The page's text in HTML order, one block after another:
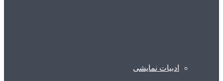
ادبیات نمایشی